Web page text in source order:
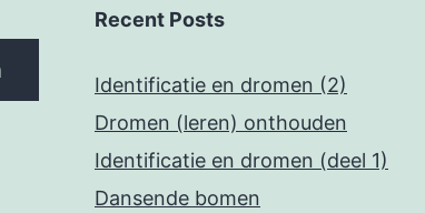
Recent Posts
Identificatie en dromen (2)
Dromen (leren) onthouden
Identificatie en dromen (deel 1)
Dansende bomen